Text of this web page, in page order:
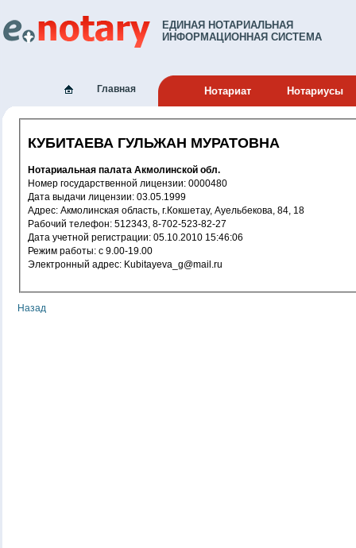
ЕДИНАЯ НОТАРИАЛЬНАЯ
ИНФОРМАЦИОННАЯ СИСТЕМА
Главная Нотариат Нотариусы
КУБИТАЕВА ГУЛЬЖАН МУРАТОВНА
Нотариальная палата Акмолинской обл.
Номер государственной лицензии: 0000480
Дата выдачи лицензии: 03.05.1999
Адрес: Акмолинская область, г.Кокшетау, Ауельбекова, 84, 18
Рабочий телефон: 512343, 8-702-523-82-27
Дата учетной регистрации: 05.10.2010 15:46:06
Режим работы: c 9.00-19.00
Электронный адрес: Kubitayeva_g@mail.ru
Назад